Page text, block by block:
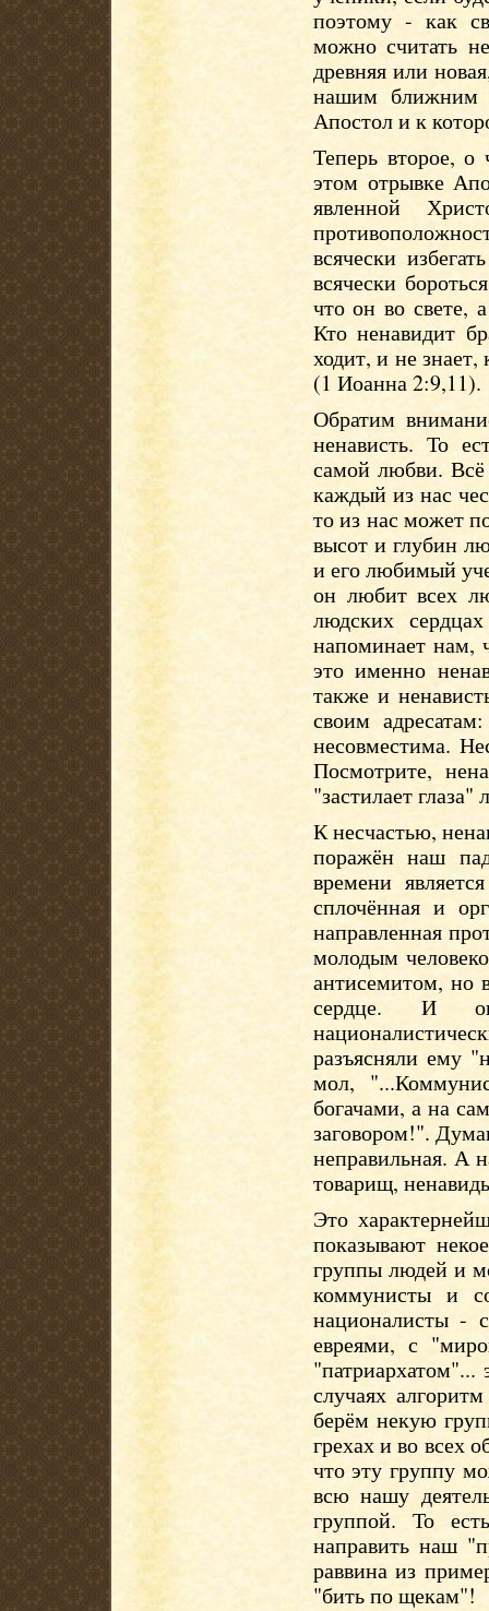
поэтому - как
можно считать
древняя или
нашим ближним
Апостол и к
Теперь второе,
этом отрывке
явленной
всячески
всячески
что он во свете,
Кто ненавидит
ходит, и не
(1 Иоанна 2:9,11).
Обратим
ненависть. То
самой любви. Всё
каждый из нас
то из нас может
высот и глубин
и его любимый
он любит всех
людских
напоминает нам,
это именно
также и
своим
несовместима.
Посмотрите,
"застилает
К несчастью,
поражён наш
времени
сплочённая и
направленная
молодым
антисемитом, но
сердце. И
разъясняли ему
мол,
богачами, а на
заговором!".
неправильная. А
товарищ,
Это
показывают
группы людей и
коммунисты и
националисты -
евреями, с
случаях
берём некую
грехах и во всех
что эту группу
всю нашу
группой. То
направить наш
раввина из
"бить по щекам"!